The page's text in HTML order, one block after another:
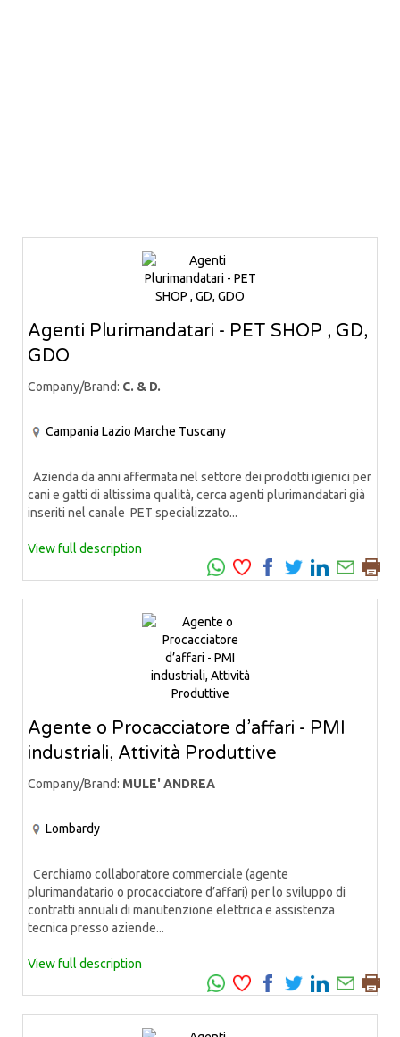
Agenti Plurimandatari - PET SHOP , GD,
GDO
Company/Brand: C. & D.
Campania Lazio Marche Tuscany
Azienda da anni affermata nel settore dei prodotti igienici per
cani e gatti di altissima qualità, cerca agenti plurimandatari già
inseriti nel canale PET specializzato...
View full description
Agente o Procacciatore d’affari - PMI
industriali, Attività Produttive
Company/Brand: MULE' ANDREA
Lombardy
Cerchiamo collaboratore commerciale (agente
plurimandatario o procacciatore d’affari) per lo sviluppo di
contratti annuali di manutenzione elettrica e assistenza
tecnica presso aziende...
View full description